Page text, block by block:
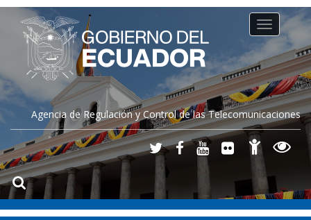
Agencia de Regulación y Control de las Telecomunicaciones
Toggle
navigation